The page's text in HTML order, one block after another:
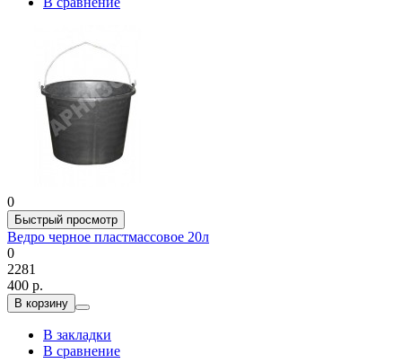
0
Быстрый просмотр
Ведро черное пластмассовое 20л
0
2281
400 р.
В корзину
В закладки
В сравнение